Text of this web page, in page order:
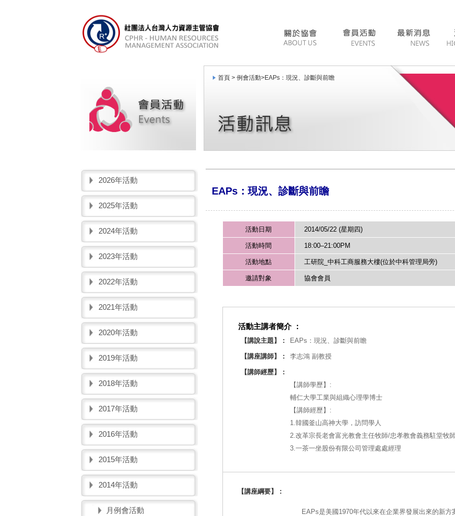
首頁 > 例會活動>EAPs：現況、診斷與前瞻
2026年活動
2025年活動
2024年活動
2023年活動
2022年活動
2021年活動
2020年活動
2019年活動
2018年活動
2017年活動
2016年活動
2015年活動
2014年活動
月例會活動
EAPs：現況、診斷與前瞻
活動日期 2014/05/22 (星期四)
活動時間 18:00–21:00PM
活動地點 工研院_中科工商服務大樓(位於中科管理局旁)
邀請對象 協會會員
活動主講者簡介 ：
【講說主題】： EAPs：現況、診斷與前瞻
【講座講師】： 李志鴻 副教授
【講師經歷】：
【講師學歷】:
輔仁大學工業與組織心理學博士
【講師經歷】:
1.韓國釜山高神大學，訪問學人
2.改革宗長老會富光教會主任牧師/忠孝教會義務駐堂牧
3.一茶一坐股份有限公司管理處處經理
【講座綱要】：
EAPs是美國1970年代以來在企業界發展出來的新